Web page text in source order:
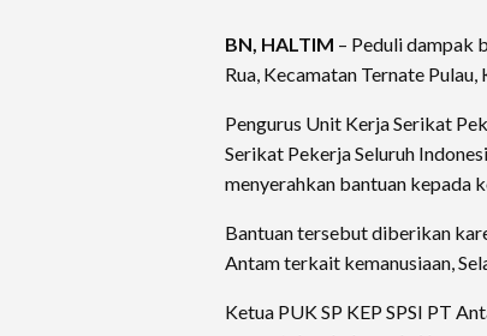
BN, HALTIM – Peduli dampak
Rua, Kecamatan Ternate
Pengurus Unit Kerja Serikat
Serikat Pekerja Seluruh
menyerahkan bantuan kepada
Bantuan tersebut diberikan
Antam terkait kemanusiaan,
Ketua PUK SP KEP SPSI PT